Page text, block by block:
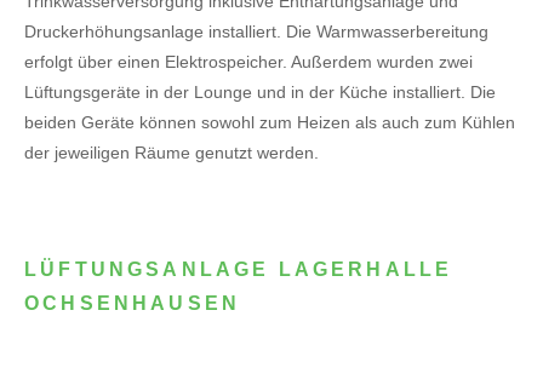
Druckerhöhungsanlage installiert. Die Warmwasserbereitung
erfolgt über einen Elektrospeicher. Außerdem wurden zwei
Lüftungsgeräte in der Lounge und in der Küche installiert. Die
beiden Geräte können sowohl zum Heizen als auch zum Kühlen
der jeweiligen Räume genutzt werden.
LÜFTUNGSANLAGE LAGERHALLE
OCHSENHAUSEN